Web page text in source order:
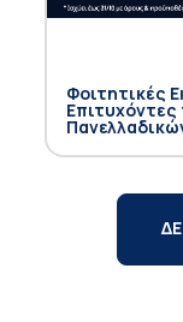
Φοιτητικές